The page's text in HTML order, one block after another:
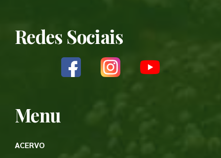
Redes Sociais
Menu
ACERVO